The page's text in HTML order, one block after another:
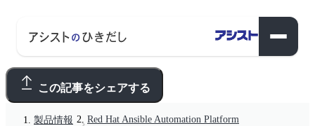
この記事をシェアする
製品情報 Red Hat Ansible Automation Platform